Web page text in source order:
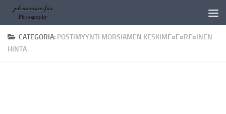
Salta al contenuto
CATEGORIA: POSTIMYYNTI MORSIAMEN KESKIMГ¤Г¤RГ¤INEN
HINTA